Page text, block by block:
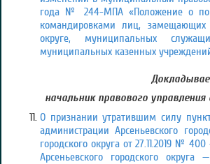
года № 244-МПА «Положение о
командировками лиц, замещающих
округе, муниципальных
муниципальных казенных учреждений
начальник правового
О признании утратившим силу
администрации Арсеньевского
городского округа от 27.11.2019 №
Арсеньевского городского